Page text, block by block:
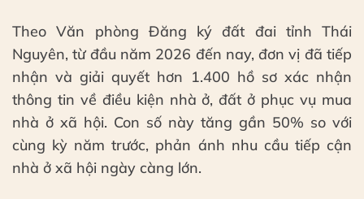
Theo Văn phòng Đăng ký đất đai tỉnh Thái
Nguyên, từ đầu năm 2026 đến nay, đơn vị đã tiếp
nhận và giải quyết hơn 1.400 hồ sơ xác nhận
thông tin về điều kiện nhà ở, đất ở phục vụ mua
nhà ở xã hội. Con số này tăng gần 50% so với
cùng kỳ năm trước, phản ánh nhu cầu tiếp cận
nhà ở xã hội ngày càng lớn.